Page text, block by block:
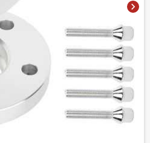
chevron_right